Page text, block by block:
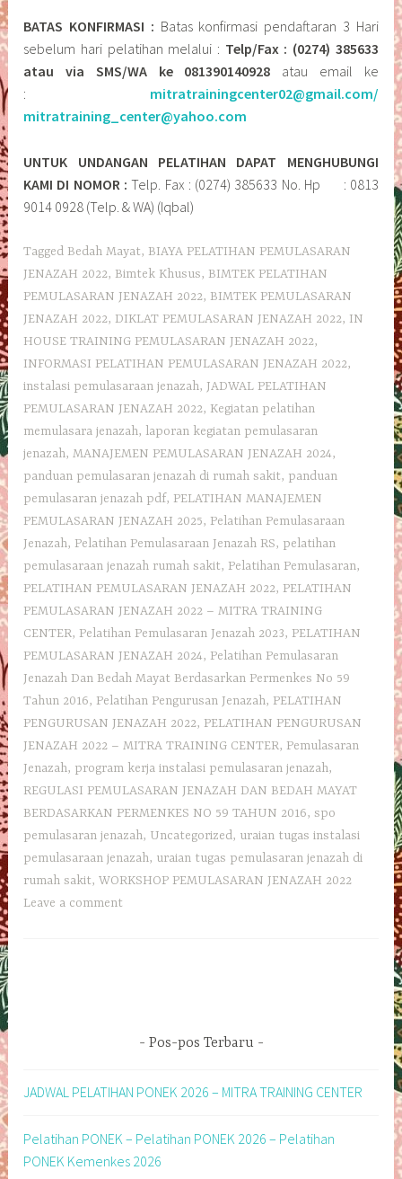
BATAS KONFIRMASI : Batas konfirmasi pendaftaran 3 Hari
sebelum hari pelatihan melalui : Telp/Fax : (0274) 385633
atau via SMS/WA ke 081390140928 atau email ke
:
mitratrainingcenter02@gmail.com/
mitratraining_center@yahoo.com
UNTUK UNDANGAN PELATIHAN DAPAT MENGHUBUNGI
KAMI DI NOMOR : Telp. Fax : (0274) 385633 No. Hp : 0813
9014 0928 (Telp. & WA) (Iqbal)
Tagged Bedah Mayat, BIAYA PELATIHAN PEMULASARAN
JENAZAH 2022, Bimtek Khusus, BIMTEK PELATIHAN
PEMULASARAN JENAZAH 2022, BIMTEK PEMULASARAN
JENAZAH 2022,DIKLAT PEMULASARAN JENAZAH 2022, IN
HOUSE TRAINING PEMULASARAN JENAZAH 2022,
INFORMASI PELATIHAN PEMULASARAN JENAZAH 2022,
instalasi pemulasaraan jenazah, JADWAL PELATIHAN
PEMULASARAN JENAZAH 2022, Kegiatan pelatihan
memulasara jenazah, laporan kegiatan pemulasaran
jenazah,MANAJEMEN PEMULASARAN JENAZAH 2024,
panduan pemulasaran jenazah di rumah sakit, panduan
pemulasaran jenazah pdf, PELATIHAN MANAJEMEN
PEMULASARAN JENAZAH 2025, Pelatihan Pemulasaraan
Jenazah, Pelatihan Pemulasaraan Jenazah RS, pelatihan
pemulasaraan jenazah rumah sakit, Pelatihan Pemulasaran,
PELATIHAN PEMULASARAN JENAZAH 2022, PELATIHAN
PEMULASARAN JENAZAH 2022 – MITRA TRAINING
CENTER, Pelatihan Pemulasaran Jenazah 2023, PELATIHAN
PEMULASARAN JENAZAH 2024, Pelatihan Pemulasaran
Jenazah Dan Bedah Mayat Berdasarkan Permenkes No 59
Tahun 2016, Pelatihan Pengurusan Jenazah, PELATIHAN
PENGURUSAN JENAZAH 2022, PELATIHAN PENGURUSAN
JENAZAH 2022 – MITRA TRAINING CENTER, Pemulasaran
Jenazah, program kerja instalasi pemulasaran jenazah,
REGULASI PEMULASARAN JENAZAH DAN BEDAH MAYAT
BERDASARKAN PERMENKES NO 59 TAHUN 2016,spo
pemulasaran jenazah, Uncategorized, uraian tugas instalasi
pemulasaraan jenazah, uraian tugas pemulasaran jenazah di
rumah sakit,WORKSHOP PEMULASARAN JENAZAH 2022
Leave a comment
Pos-pos Terbaru
JADWAL PELATIHAN PONEK 2026 – MITRA TRAINING CENTER
Pelatihan PONEK – Pelatihan PONEK 2026 – Pelatihan
PONEK Kemenkes 2026